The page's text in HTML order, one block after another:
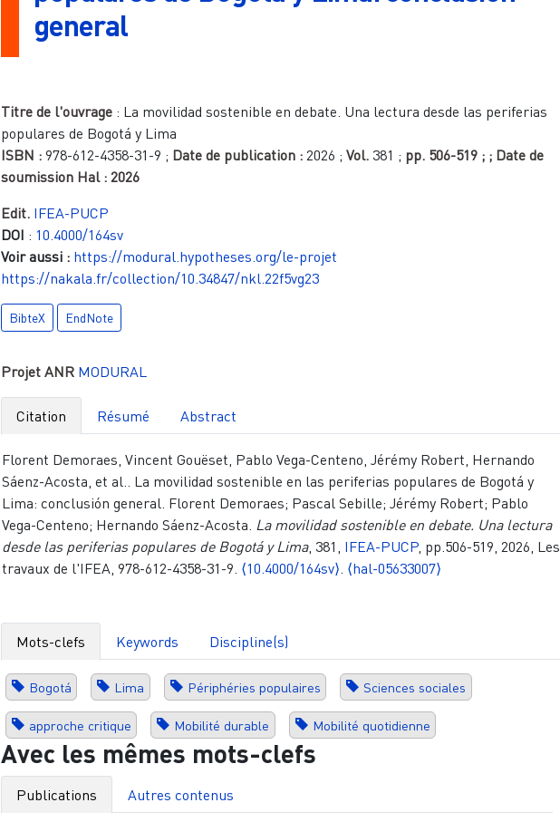
general
Titre de l'ouvrage: La movilidad sostenible en debate. Una lectura desde las periferias
populares de Bogotá y Lima
ISBN : 978-612-4358-31-9 ; Date de publication : 2026 ; Vol. 381 ; pp. 506-519 ; ; Date de
soumission Hal : 2026
Edit. IFEA-PUCP
DOI : 10.4000/164sv
Voir aussi : https://modural.hypotheses.org/le-projet
https://nakala.fr/collection/10.34847/nkl.22f5vg23
BibteX EndNote
Projet ANR MODURAL
Citation Résumé Abstract
Florent Demoraes, Vincent Gouëset, Pablo Vega-Centeno, Jérémy Robert, Hernando
Sáenz-Acosta, et al.. La movilidad sostenible en las periferias populares de Bogotá y
Lima: conclusión general. Florent Demoraes; Pascal Sebille; Jérémy Robert; Pablo
Vega-Centeno; Hernando Sáenz-Acosta. La movilidad sostenible en debate. Una lectura
desde las periferias populares de Bogotá y Lima, 381, IFEA-PUCP, pp.506-519, 2026, Les
travaux de l'IFEA, 978-612-4358-31-9. ⟨10.4000/164sv⟩ ⟨hal-05633007⟩
Mots-clefs Keywords Discipline(s)
Bogotá Lima Périphéries populaires Sciences sociales
approche critique Mobilité durable Mobilité quotidienne
Avec les mêmes mots-clefs
Publications Autres contenus